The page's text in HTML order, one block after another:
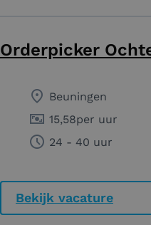
Orderpicker
Beuningen
15,58per uur
24 - 40 uur
Bekijk vacature